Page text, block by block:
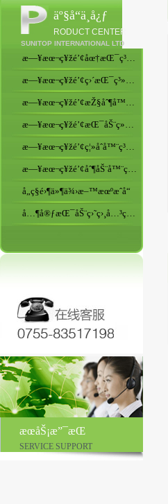
äº§å“ä¸­å¿ƒ
RODUCT CENTER
SUNITOP INTERNATIONAL LTD
æ—¥æœ¬ç¥žé’¢åœ†æŒ¯ç³»åˆ—
æ—¥æœ¬ç¥žé’¢ç›´æŒ¯ç³»åˆ—
æ—¥æœ¬ç¥žé’¢æŽ§åˆ¶å™¨ç³»åˆ—
æ—¥æœ¬ç¥žé’¢æŒ¯åŠ¨ç»™æ–™æœºç³»åˆ—
æ—¥æœ¬ç¥žé’¢ç¦»åˆå™¨ç³»åˆ—
æ—¥æœ¬ç¥žé’¢åˆ¶åŠ¨å™¨ç³»åˆ—
å„ç§é›¶ä»¶ä¾›æ–™æœºæˆå“
å…¶å®ƒæŒ¯åŠ¨ç›˜ç›¸å…³ç”¨å“
æœåŠ¡æ”¯æŒ
SERVICE SUPPORT